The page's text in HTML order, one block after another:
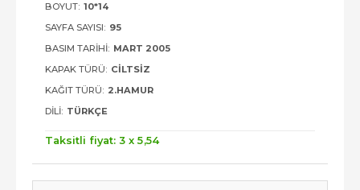
BOYUT: 10*14
SAYFA SAYISI: 95
BASIM TARIHI: MART 2005
KAPAK TÜRÜ: CILTSIZ
KAĞIT TÜRÜ: 2.HAMUR
DILI: TÜRKÇE
Taksitli fiyat: 3 x 5,54